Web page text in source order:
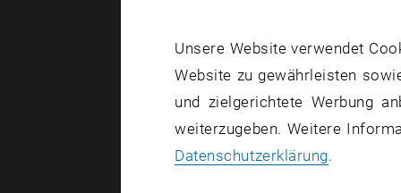
Unsere Website verwendet
Website zu gewährleisten
und zielgerichtete Werbung
weiterzugeben. Weitere
Datenschutzerklärung.